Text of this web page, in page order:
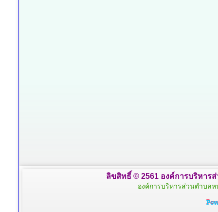
ลิขสิทธิ์ © 2561 องค์การบริหาร
องค์การบริหารส่วนตำบลห